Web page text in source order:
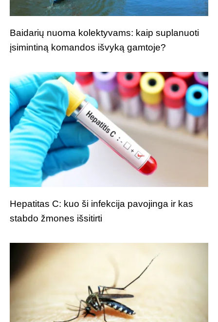
Baidarių nuoma kolektyvams: kaip suplanuoti
įsimintiną komandos išvyką gamtoje?
Hepatitas C: kuo ši infekcija pavojinga ir kas
stabdo žmones išsitirti